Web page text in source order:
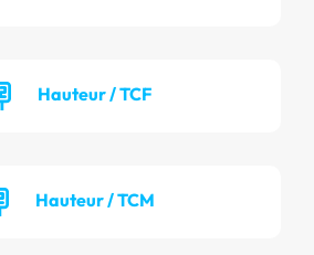
Hauteur / TCF
Hauteur / TCM